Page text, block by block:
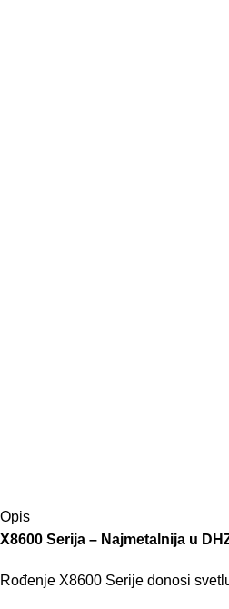
Opis
X8600 Serija – Najmetalnija u
Rođenje X8600 Serije donosi